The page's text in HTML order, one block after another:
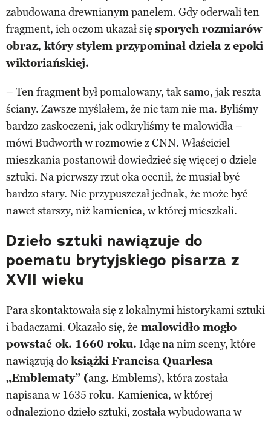
zabudowana drewnianym panelem. Gdy oderwali ten
fragment, ich oczom ukazał się sporych rozmiarów
obraz, który stylem przypominał dzieła z epoki
wiktoriańskiej.
– Ten fragment był pomalowany, tak samo, jak reszta
ściany. Zawsze myślałem, że nic tam nie ma. Byliśmy
bardzo zaskoczeni, jak odkryliśmy te malowidła –
mówi Budworth w rozmowie z CNN. Właściciel
mieszkania postanowił dowiedzieć się więcej o dziele
sztuki. Na pierwszy rzut oka ocenił, że musiał być
bardzo stary. Nie przypuszczał jednak, że może być
nawet starszy, niż kamienica, w której mieszkali.
Dzieło sztuki nawiązuje do
poematu brytyjskiego pisarza z
XVII wieku
Para skontaktowała się z lokalnymi historykami sztuki
i badaczami. Okazało się, że malowidło mogło
powstać ok. 1660 roku. Idąc na nim sceny, które
nawiązują do książkiFrancisa Quarlesa
„Emblematy” (ang. Emblems), która została
napisana w 1635 roku. Kamienica, w której
odnaleziono dzieło sztuki, została wybudowana w